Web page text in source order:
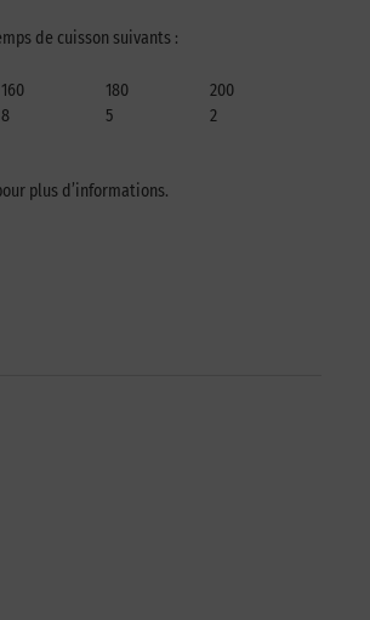
de cuisson suivants :
160 180
200
8 5 2
plus d’informations.